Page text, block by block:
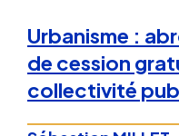
Urbanisme :
de cession
collectivité